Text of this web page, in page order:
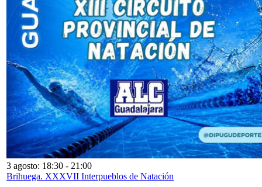
3 agosto: 18:30 - 21:00
Brihuega. XXXVII Interpueblos de Natación